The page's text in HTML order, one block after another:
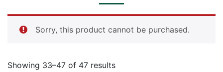
Sorry, this product cannot be purchased.
Showing 33–47 of 47 results